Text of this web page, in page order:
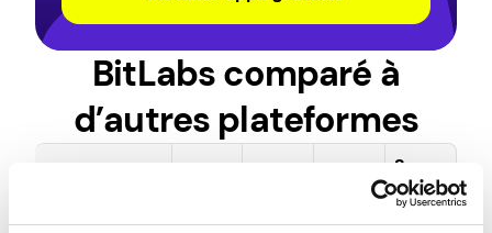
BitLabs comparé à
d’autres plateformes
que
bs
s.app
Freec
ash
Surve
y
Junki